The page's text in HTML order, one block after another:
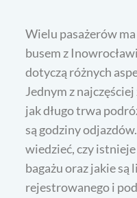
Wielu pasażerów
busem z
dotyczą różnych
Jednym z
jak długo trwa
są godziny
wiedzieć, czy
bagażu oraz jakie
rejestrowanego i